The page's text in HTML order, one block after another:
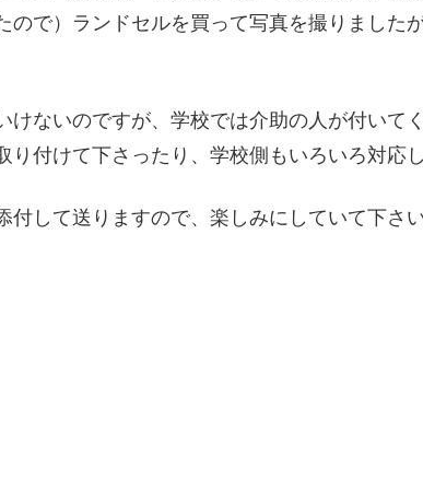
で）ランドセルを買って写真を撮りました
けないのですが、学校では介助の人が付いて
付けて下さったり、学校側もいろいろ対応
して送りますので、楽しみにしていて下さい